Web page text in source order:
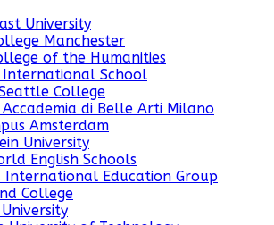
University
Manchester
of the Humanities
International School
College
Accademia di Belle Arti Milano
Amsterdam
University
English Schools
International Education Group
College
University